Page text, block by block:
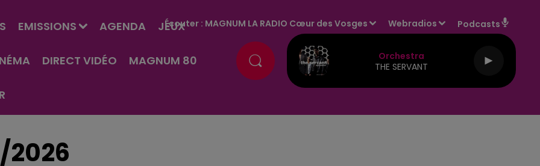
EMISSIONS AGENDA JEUX
DIRECT VIDÉO MAGNUM 80
Écouter : MAGNUM LA RADIO Cœur des Vosges Webradios Podcasts
Orchestra
THE SERVANT
2026